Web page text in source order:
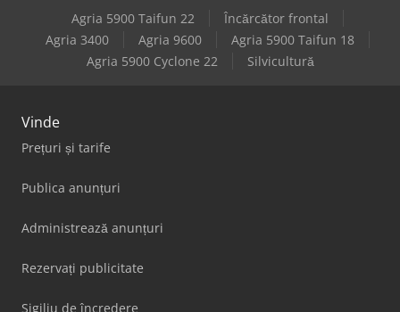
Agria 5900 Taifun 22
Încărcător frontal
Agria 3400
Agria 9600
Agria 5900 Taifun 18
Agria 5900 Cyclone 22
Silvicultură
Vinde
Prețuri și tarife
Publica anunțuri
Administrează anunțuri
Rezervați publicitate
Sigiliu de încredere